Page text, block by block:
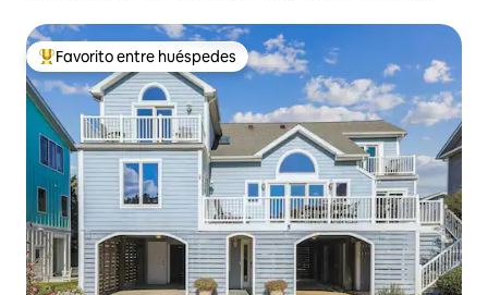
Favorito entre huéspedes preferido
Favorito entre huéspedes